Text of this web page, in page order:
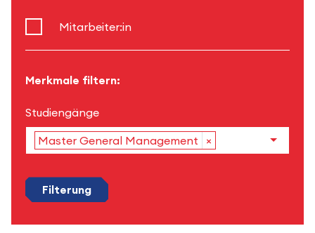
Mitarbeiter:in
Merkmale filtern:
Studiengänge
Master General Management
×
Filterung